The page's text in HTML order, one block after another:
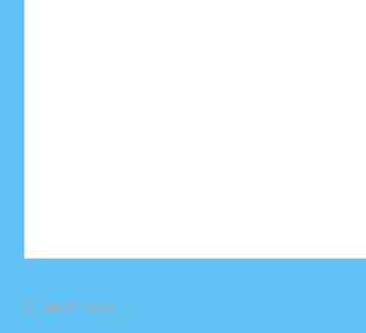
Lebih baru